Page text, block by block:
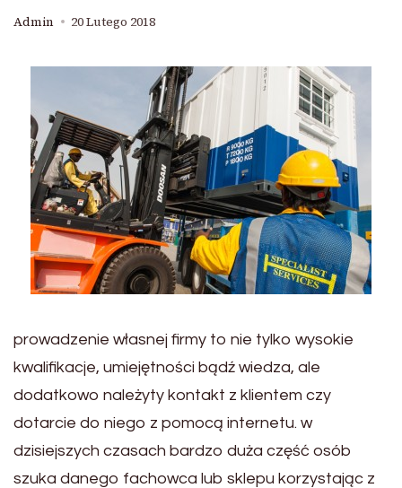
Admin 20 Lutego 2018
prowadzenie własnej firmy to nie tylko wysokie
kwalifikacje, umiejętności bądź wiedza, ale
dodatkowo należyty kontakt z klientem czy
dotarcie do niego z pomocą internetu. w
dzisiejszych czasach bardzo duża część osób
szuka danego fachowca lub sklepu korzystając z